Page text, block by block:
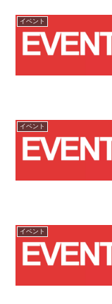
イベント
イベント
イベント